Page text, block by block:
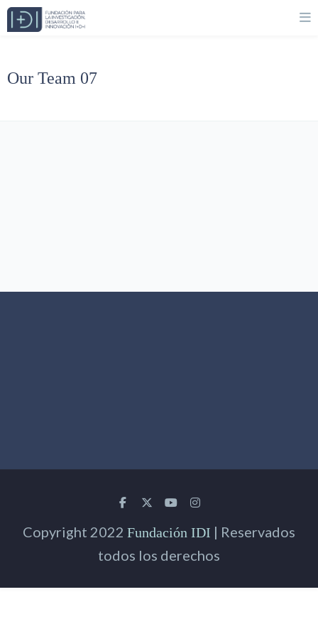
Our Team 07
Copyright 2022 Fundación IDI | Reservados
todos los derechos